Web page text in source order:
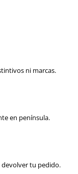
ni marcas.
en península.
devolver tu pedido.